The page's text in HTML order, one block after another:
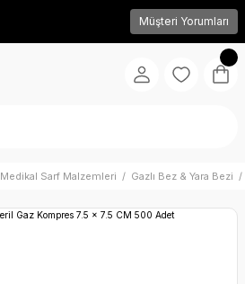
Müşteri Yorumları
Medikal Sarf Malzemleri Gazlı Bez & Yara Bezi